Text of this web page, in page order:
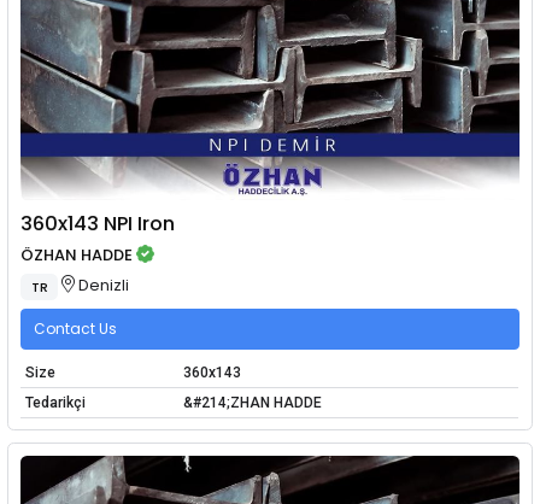
360x143 NPI Iron
ÖZHAN HADDE
TR Denizli
Contact Us
Size
360x143
Tedarikçi
&#214;ZHAN HADDE